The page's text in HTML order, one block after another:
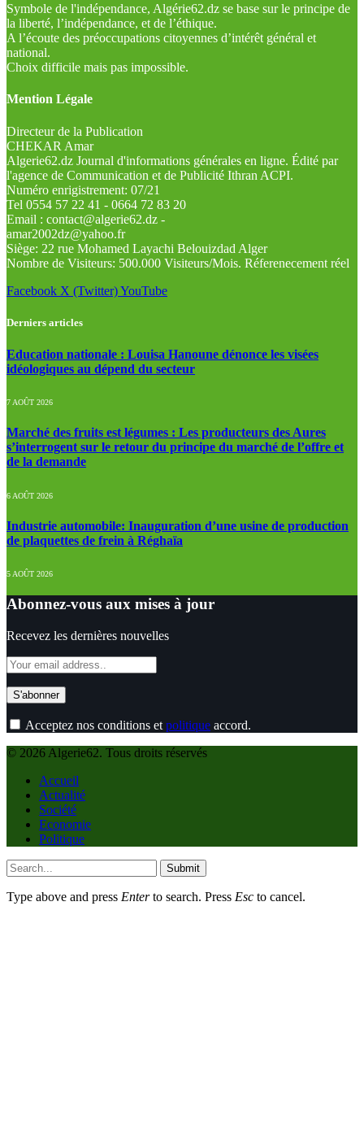
Symbole de l'indépendance, Algérie62.dz se base sur le principe de
la liberté, l’indépendance, et de l’éthique.
A l’écoute des préoccupations citoyennes d’intérêt général et
national.
Choix difficile mais pas impossible.
Mention Légale
Directeur de la Publication
CHEKAR Amar
Algerie62.dz Journal d'informations générales en ligne. Édité par
l'agence de Communication et de Publicité Ithran ACPI.
Numéro enrigistrement: 07/21
Tel 0554 57 22 41 - 0664 72 83 20
Email : contact@algerie62.dz -
amar2002dz@yahoo.fr
Siège: 22 rue Mohamed Layachi Belouizdad Alger
Nombre de Visiteurs: 500.000 Visiteurs/Mois. Réferenecement réel
Facebook X (Twitter)YouTube
Derniers articles
Education nationale : Louisa Hanoune dénonce les visées
idéologiques au dépend du secteur
7 AOÛT 2026
Marché des fruits est légumes : Les producteurs des Aures
s’interrogent sur le retour du principe du marché de l’offre et
de la demande
6 AOÛT 2026
Industrie automobile: Inauguration d’une usine de production
de plaquettes de frein à Réghaïa
5 AOÛT 2026
Abonnez-vous aux mises à jour
Recevez les dernières nouvelles
Acceptez nos conditions et politique accord.
© 2026 Algerie62. Tous droits réservés
Accueil
Actualité
Société
Economie
Politique
Submit
Type above and press Enterto search. Press Esc to cancel.